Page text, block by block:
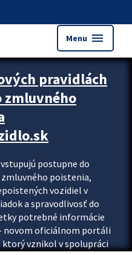
Menu menu
pravidlách
postupne do
poistenia,
vozidiel v
a spravodlivosť do
potrebné informácie
novom oficiálnom portáli
vznikol v spolupráci